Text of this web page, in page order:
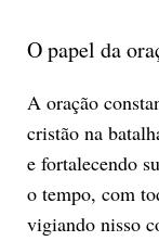
O papel da
A oração
cristão na
e fortalecendo
o tempo, com
vigiando nisso